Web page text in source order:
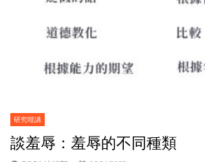
研究咁講
談羞辱：羞辱的不同種類